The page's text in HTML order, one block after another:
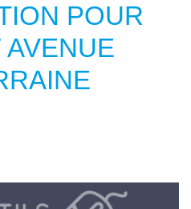
POUR
AVENUE